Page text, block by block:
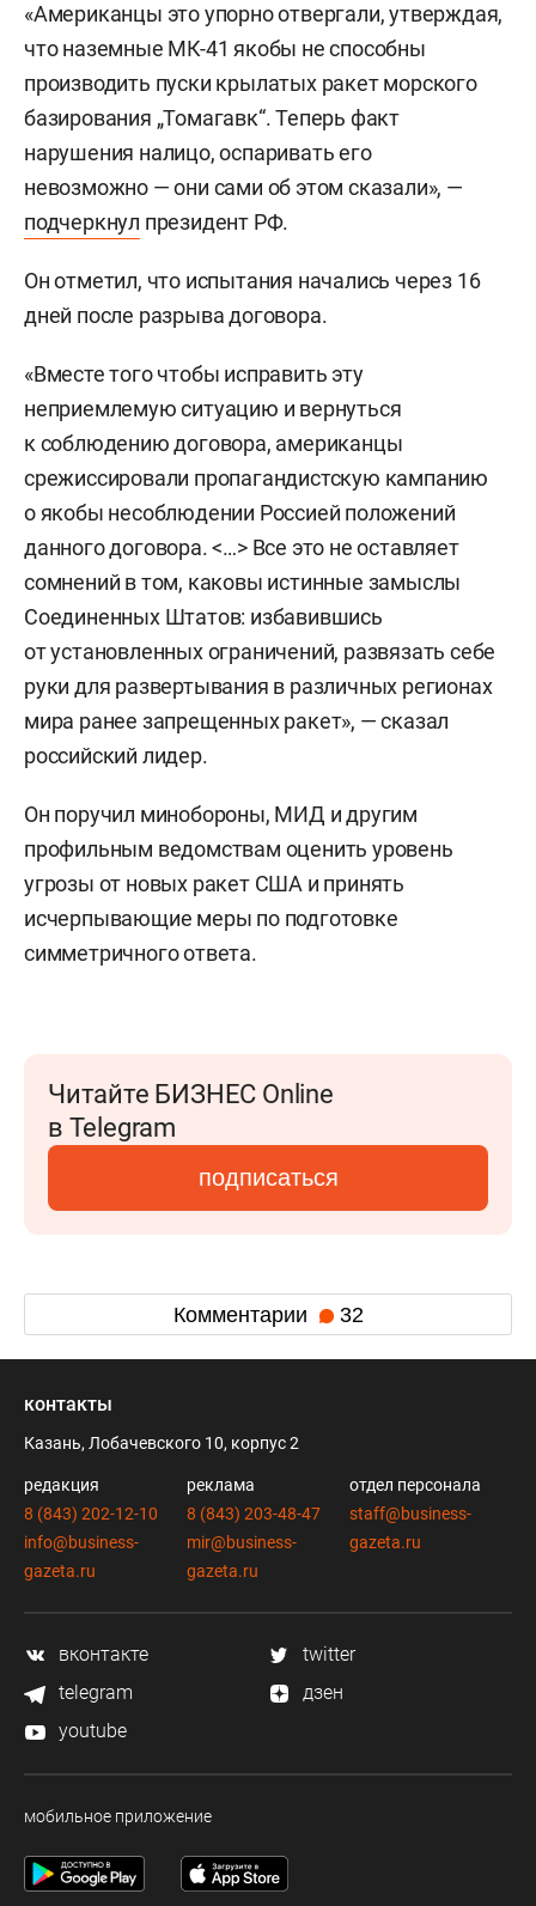
«Американцы это упорно отвергали, утверждая,
что наземные МК-41 якобы не способны
производить пуски крылатых ракет морского
базирования „Томагавк“. Теперь факт
нарушения налицо, оспаривать его
невозможно — они сами об этом сказали», —
подчеркнул президент РФ.
Он отметил, что испытания начались через 16
дней после разрыва договора.
«Вместе того чтобы исправить эту
неприемлемую ситуацию и вернуться
к соблюдению договора, американцы
срежиссировали пропагандистскую кампанию
о якобы несоблюдении Россией положений
данного договора. <…> Все это не оставляет
сомнений в том, каковы истинные замыслы
Соединенных Штатов: избавившись
от установленных ограничений, развязать себе
руки для развертывания в различных регионах
мира ранее запрещенных ракет», — сказал
российский лидер.
Он поручил минобороны, МИД и другим
профильным ведомствам оценить уровень
угрозы от новых ракет США и принять
исчерпывающие меры по подготовке
симметричного ответа.
Читайте БИЗНЕС Online
в Telegram
подписаться
Комментарии 32
контакты
Казань, Лобачевского 10, корпус 2
редакция
8 (843) 202-12-10
info@business-
gazeta.ru
реклама
8 (843) 203-48-47
mir@business-
gazeta.ru
отдел персонала
staff@business-
gazeta.ru
вконтакте
twitter
telegram
дзен
youtube
мобильное приложение